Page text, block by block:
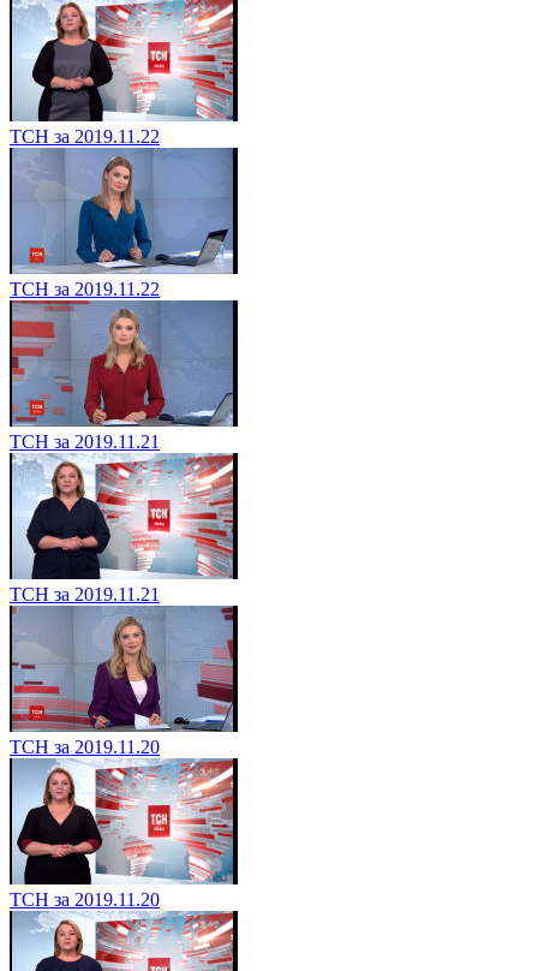
ТСН за 2019.11.22
ТСН за 2019.11.22
ТСН за 2019.11.21
ТСН за 2019.11.21
ТСН за 2019.11.20
ТСН за 2019.11.20